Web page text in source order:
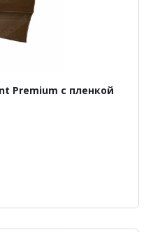
Premium с пленкой